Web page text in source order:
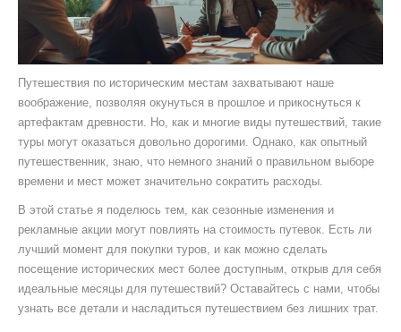
Путешествия по историческим местам захватывают наше
воображение, позволяя окунуться в прошлое и прикоснуться к
артефактам древности. Но, как и многие виды путешествий, такие
туры могут оказаться довольно дорогими. Однако, как опытный
путешественник, знаю, что немного знаний о правильном выборе
времени и мест может значительно сократить расходы.
В этой статье я поделюсь тем, как сезонные изменения и
рекламные акции могут повлиять на стоимость путевок. Есть ли
лучший момент для покупки туров, и как можно сделать
посещение исторических мест более доступным, открыв для себя
идеальные месяцы для путешествий? Оставайтесь с нами, чтобы
узнать все детали и насладиться путешествием без лишних трат.